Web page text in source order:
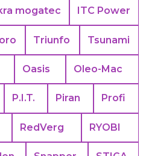
mogatec ITC Power
Triunfo Tsunami
Oasis Oleo-Mac
P.I.T. Piran Profi
RedVerg RYOBI